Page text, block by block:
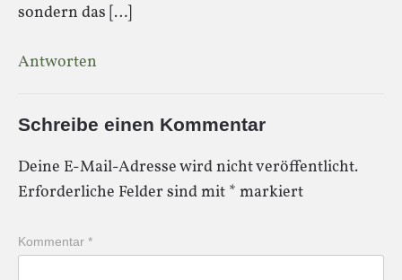
sondern das […]
Antworten
Schreibe einen Kommentar
Deine E-Mail-Adresse wird nicht veröffentlicht.
Erforderliche Felder sind mit * markiert
Kommentar *